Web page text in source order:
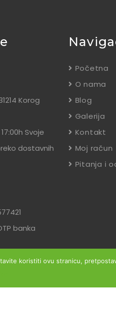
Korog
Svoje
dostavnih
banka
Početna
O nama
Blog
Galerija
Kontakt
Moj račun
Pitanja i
koristiti ovu stranicu,